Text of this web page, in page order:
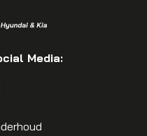
Media: